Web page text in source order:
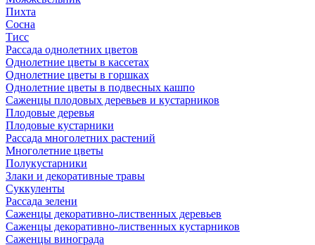
Пихта
Сосна
Тисc
Рассада однолетних цветов
Однолетние цветы в кассетах
Однолетние цветы в горшках
Однолетние цветы в подвесных кашпо
Саженцы плодовых деревьев и кустарников
Плодовые деревья
Плодовые кустарники
Рассада многолетних растений
Многолетние цветы
Полукустарники
Злаки и декоративные травы
Суккуленты
Рассада зелени
Саженцы декоративно-лиственных деревьев
Саженцы декоративно-лиственных кустарников
Саженцы винограда